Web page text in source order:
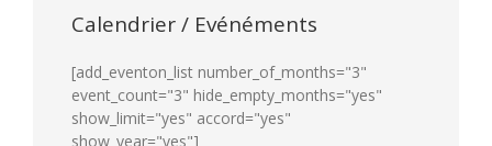
Calendrier / Evénéments
[add_eventon_list number_of_months="3"
event_count="3" hide_empty_months="yes"
show_limit="yes" accord="yes"
show_year="yes"]